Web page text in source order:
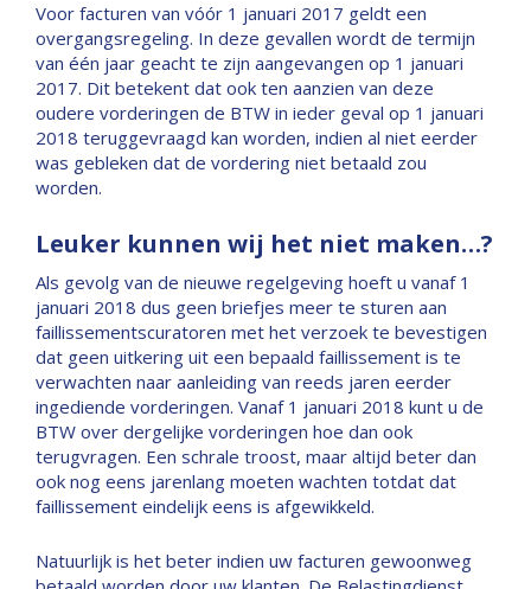
Voor facturen van vóór 1 januari 2017 geldt een
overgangsregeling. In deze gevallen wordt de termijn
van één jaar geacht te zijn aangevangen op 1 januari
2017. Dit betekent dat ook ten aanzien van deze
oudere vorderingen de BTW in ieder geval op 1 januari
2018 teruggevraagd kan worden, indien al niet eerder
was gebleken dat de vordering niet betaald zou
worden.
Leuker kunnen wij het niet maken…?
Als gevolg van de nieuwe regelgeving hoeft u vanaf 1
januari 2018 dus geen briefjes meer te sturen aan
faillissementscuratoren met het verzoek te bevestigen
dat geen uitkering uit een bepaald faillissement is te
verwachten naar aanleiding van reeds jaren eerder
ingediende vorderingen. Vanaf 1 januari 2018 kunt u de
BTW over dergelijke vorderingen hoe dan ook
terugvragen. Een schrale troost, maar altijd beter dan
ook nog eens jarenlang moeten wachten totdat dat
faillissement eindelijk eens is afgewikkeld.
Natuurlijk is het beter indien uw facturen gewoonweg